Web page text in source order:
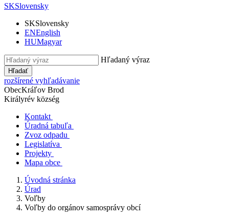
SKSlovensky
SKSlovensky
ENEnglish
HUMagyar
Hľadaný výraz
Hľadať
rozšírené vyhľadávanie
ObecKráľov Brod
Királyrév község
Kontakt
Úradná tabuľa
Zvoz odpadu
Legislatíva
Projekty
Mapa obce
Úvodná stránka
Úrad
Voľby
Voľby do orgánov samosprávy obcí